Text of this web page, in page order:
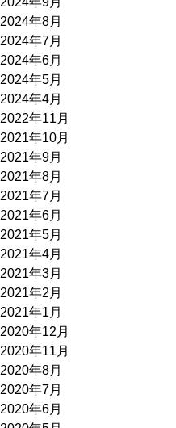
2024年8月
2024年7月
2024年6月
2024年5月
2024年4月
2022年11月
2021年10月
2021年9月
2021年8月
2021年7月
2021年6月
2021年5月
2021年4月
2021年3月
2021年2月
2021年1月
2020年12月
2020年11月
2020年8月
2020年7月
2020年6月